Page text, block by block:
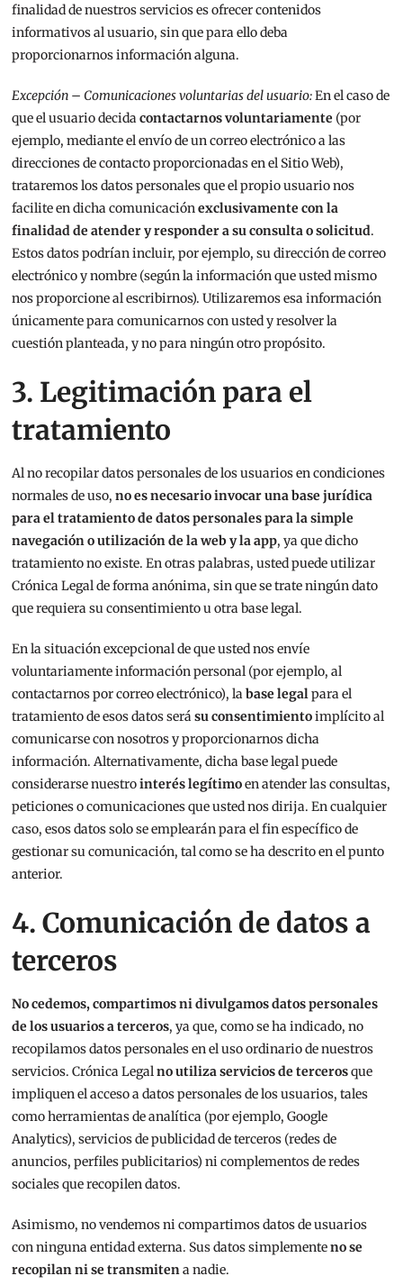
finalidad de nuestros servicios es ofrecer contenidos
informativos al usuario, sin que para ello deba
proporcionarnos información alguna.
Excepción – Comunicaciones voluntarias del usuario:En el caso de
que el usuario decidacontactarnos voluntariamente (por
ejemplo, mediante el envío de un correo electrónico a las
direcciones de contacto proporcionadas en el Sitio Web),
trataremos los datos personales que el propio usuario nos
facilite en dicha comunicaciónexclusivamente con la
finalidad de atender y responder a su consulta o solicitud.
Estos datos podrían incluir, por ejemplo, su dirección de correo
electrónico y nombre (según la información que usted mismo
nos proporcione al escribirnos). Utilizaremos esa información
únicamente para comunicarnos con usted y resolver la
cuestión planteada, y no para ningún otro propósito.
3. Legitimación para el
tratamiento
Al no recopilar datos personales de los usuarios en condiciones
normales de uso,no es necesario invocar una base jurídica
para el tratamiento de datos personales para la simple
navegación o utilización de la web y la app, ya que dicho
tratamiento no existe. En otras palabras, usted puede utilizar
Crónica Legal de forma anónima, sin que se trate ningún dato
que requiera su consentimiento u otra base legal.
En la situación excepcional de que usted nos envíe
voluntariamente información personal (por ejemplo, al
contactarnos por correo electrónico), labase legalpara el
tratamiento de esos datos serásu consentimientoimplícito al
comunicarse con nosotros y proporcionarnos dicha
información. Alternativamente, dicha base legal puede
considerarse nuestrointerés legítimoen atender las consultas,
peticiones o comunicaciones que usted nos dirija. En cualquier
caso, esos datos solo se emplearán para el fin específico de
gestionar su comunicación, tal como se ha descrito en el punto
anterior.
4. Comunicación de datos a
terceros
No cedemos, compartimos ni divulgamos datos personales
de los usuarios a terceros, ya que, como se ha indicado, no
recopilamos datos personales en el uso ordinario de nuestros
servicios. Crónica Legalno utiliza servicios de tercerosque
impliquen el acceso a datos personales de los usuarios, tales
como herramientas de analítica (por ejemplo, Google
Analytics), servicios de publicidad de terceros (redes de
anuncios, perfiles publicitarios) ni complementos de redes
sociales que recopilen datos.
Asimismo, no vendemos ni compartimos datos de usuarios
con ninguna entidad externa. Sus datos simplementeno se
recopilan ni se transmitena nadie.